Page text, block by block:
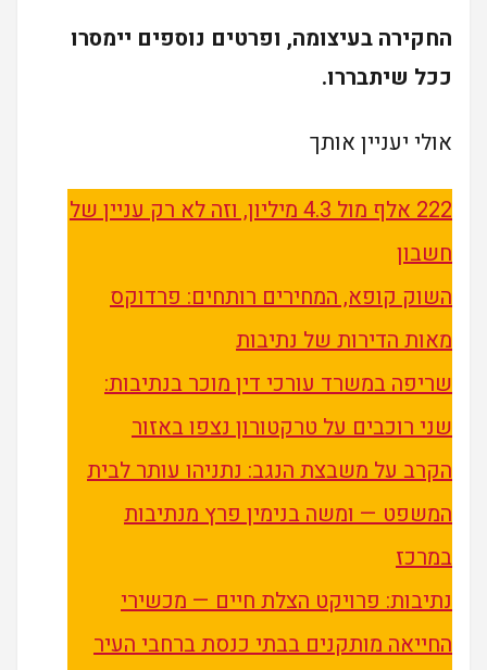
החקירה בעיצומה, ופרטים נוספים יימסרו
ככל שיתבררו.
אולי יעניין אותך
222 אלף מול 4.3 מיליון, וזה לא רק עניין של
חשבון
השוק קופא, המחירים רותחים: פרדוקס
מאות הדירות של נתיבות
שריפה במשרד עורכי דין מוכר בנתיבות:
שני רוכבים על טרקטורון נצפו באזור
הקרב על משבצת הנגב: נתניהו עותר לבית
המשפט — ומשה בנימין פרץ מנתיבות
במרכז
נתיבות: פרויקט הצלת חיים — מכשירי
החייאה מותקנים בבתי כנסת ברחבי העיר